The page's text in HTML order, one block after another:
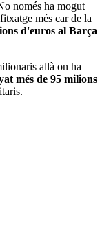
només ha mogut
més car de la
d'euros al Barça
allà on ha
més de 95 milions